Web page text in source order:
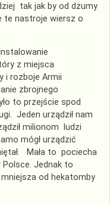
tak jak by od dżumy
te nastroje wiersz o
z miejsca
i rozboje Armii
zbrojnego
to przejście spod
Jeden urządził nam
milionom ludzi
mógł urządzić
Mała to pociecha
Jednak to
od hekatomby